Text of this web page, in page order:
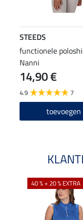
STEEDS
functionele
Nanni
14,90 €
4.9 7
toevoegen
40 % + 20 % EXTRA